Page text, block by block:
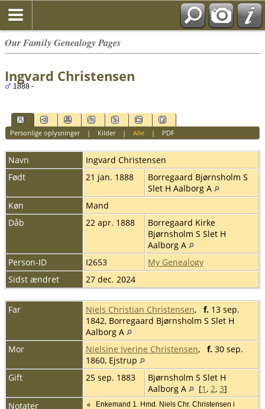
Our Family Genealogy Pages
Ingvard Christensen
1888 -
Personlige oplysninger| Kilder| Alle| PDF
Navn Ingvard Christensen
Født
21 jan. 1888
Borregaard Bjørnsholm S
Slet H Aalborg A
Køn
Mand
Dåb
22 apr. 1888
Borregaard Kirke
Bjørnsholm S Slet H
Aalborg A
Person-ID
I2653
My Genealogy
Sidst ændret
27 dec. 2024
Far Niels Christian Christensen, f. 13 sep.
1842, Borregaard Bjørnsholm S Slet H
Aalborg A
Mor
Nielsine Iverine Christensen, f. 30 sep.
1860, Ejstrup
Gift
25 sep. 1883
Bjørnsholm S Slet H
Aalborg A
[1, 2, 3]
Notater
Enkemand 1. Hmd. Niels Chr. Christensen i